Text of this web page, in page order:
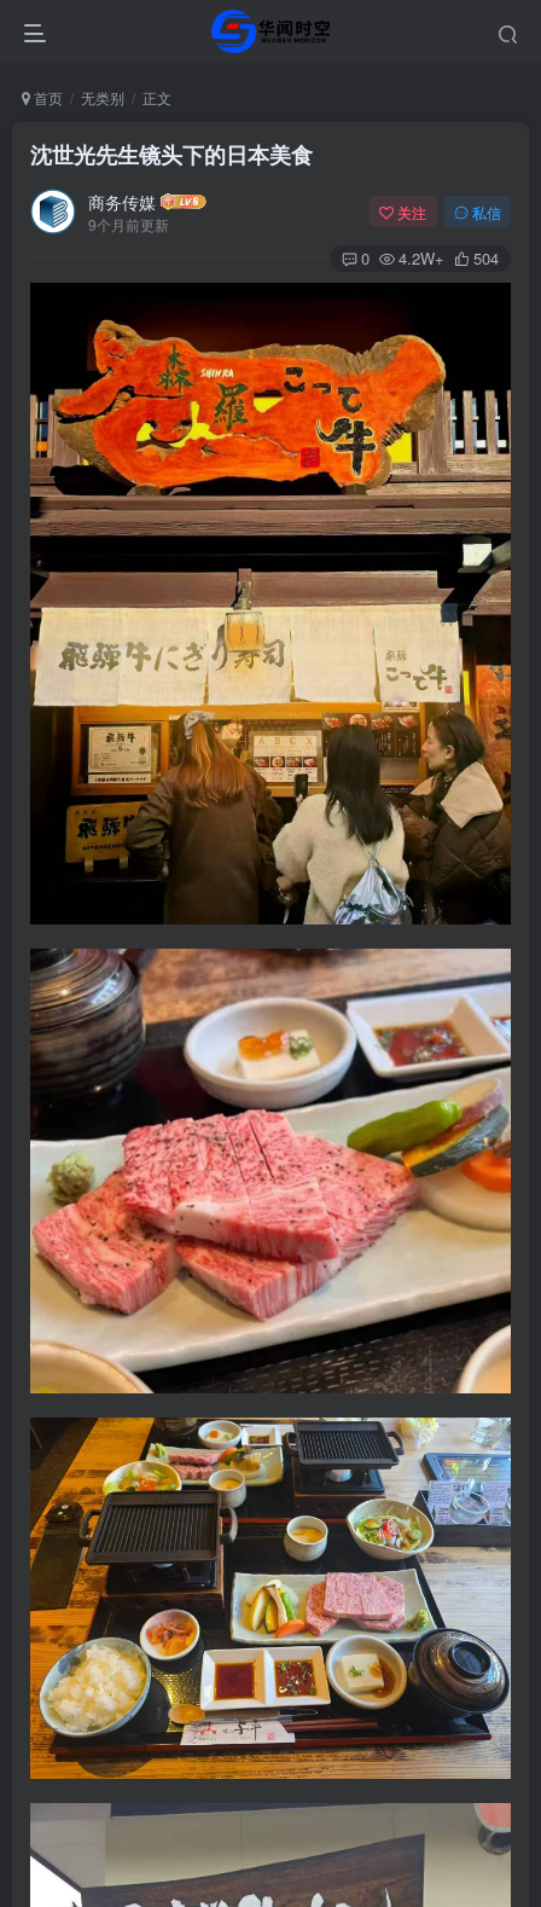
首页 无类别 正文
沈世光先生镜头下的日本美食
商务传媒
9个月前更新
关注 私信
0 4.2W+ 504